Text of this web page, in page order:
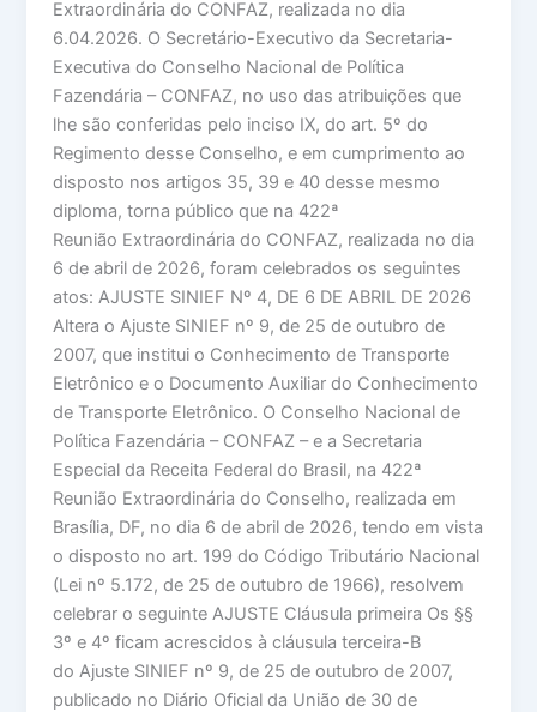
Extraordinária do CONFAZ, realizada no dia
6.04.2026. O Secretário-Executivo da Secretaria-
Executiva do Conselho Nacional de Política
Fazendária – CONFAZ, no uso das atribuições que
lhe são conferidas pelo inciso IX, do art. 5º do
Regimento desse Conselho, e em cumprimento ao
disposto nos artigos 35, 39 e 40 desse mesmo
diploma, torna público que na 422ª
Reunião Extraordinária do CONFAZ, realizada no dia
6 de abril de 2026, foram celebrados os seguintes
atos: AJUSTE SINIEF Nº 4, DE 6 DE ABRIL DE 2026
Altera o Ajuste SINIEF nº 9, de 25 de outubro de
2007, que institui o Conhecimento de Transporte
Eletrônico e o Documento Auxiliar do Conhecimento
de Transporte Eletrônico. O Conselho Nacional de
Política Fazendária – CONFAZ – e a Secretaria
Especial da Receita Federal do Brasil, na 422ª
Reunião Extraordinária do Conselho, realizada em
Brasília, DF, no dia 6 de abril de 2026, tendo em vista
o disposto no art. 199 do Código Tributário Nacional
(Lei nº 5.172, de 25 de outubro de 1966), resolvem
celebrar o seguinte AJUSTE Cláusula primeira Os §§
3º e 4º ficam acrescidos à cláusula terceira-B
do Ajuste SINIEF nº 9, de 25 de outubro de 2007,
publicado no Diário Oficial da União de 30 de